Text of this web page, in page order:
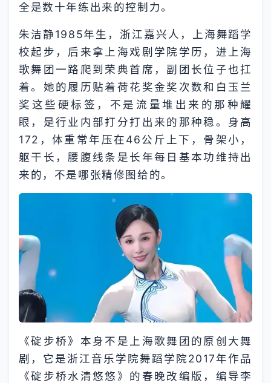
全是数十年练出来的控制力。
朱洁静1985年生，浙江嘉兴人，上海舞蹈学
校起步，后来拿上海戏剧学院学历，进上海
歌舞团一路爬到荣典首席，副团长位子也扛
着。她的履历贴着荷花奖金奖次数和白玉兰
奖这些硬标签，不是流量堆出来的那种耀
眼，是行业内部打分打出来的那种稳。身高
172，体重常年压在46公斤上下，骨架小，
躯干长，腰腹线条是长年每日基本功维持出
来的，不是哪张精修图给的。
《碇步桥》本身不是上海歌舞团的原创大舞
剧，它是浙江音乐学院舞蹈学院2017年作品
《碇步桥水清悠悠》的春晚改编版，编导李